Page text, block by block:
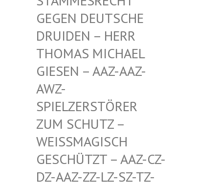
DEUTSCHE DRUID
EN – HERR THOMA
S MICHAEL GIESE
N – AAZ-AAZ-AWZ-S
PIEL
ZERSTÖRER ZUM S
CHUTZ – WEISSM
AGISCH GESCHÜ
TZT – AAZ-CZ-DZ-AAZ
-ZZ-LZ-SZ-TZ-VZ-OZ-